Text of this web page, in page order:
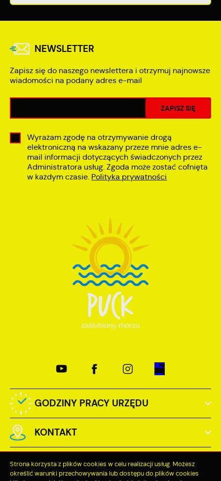
NEWSLETTER
Zapisz się do naszego newslettera i otrzymuj najnowsze
wiadomości na podany adres e-mail
Wyrażam zgodę na otrzymywanie drogą
elektroniczną na wskazany przeze mnie adres e-
mail informacji dotyczących świadczonych przez
Administratora usług. Zgoda może zostać cofnięta
w każdym czasie. Polityka prywatności
GODZINY PRACY URZĘDU
KONTAKT
Strona korzysta z plików cookies w celu realizacji usług. Możesz
określić warunki przechowywania lub dostępu do plików cookies